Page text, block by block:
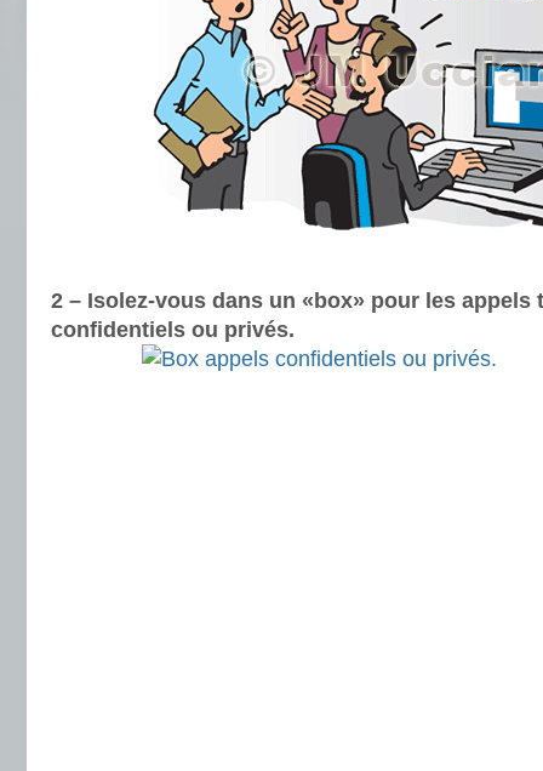
2 – Isolez-vous dans un «box» pour les appels
confidentiels ou privés.